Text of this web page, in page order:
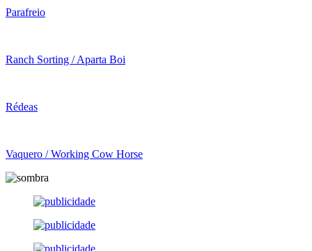
Parafreio
Ranch Sorting / Aparta Boi
Rédeas
Vaquero / Working Cow Horse